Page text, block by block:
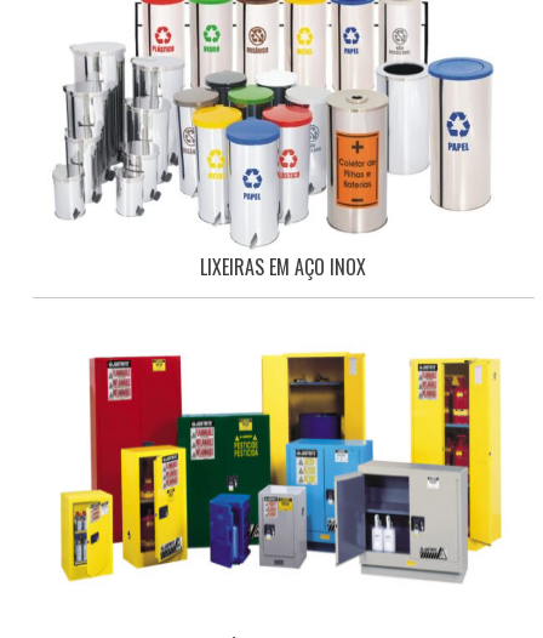
LIXEIRAS EM AÇO INOX